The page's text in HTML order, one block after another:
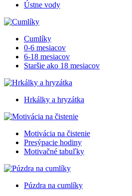
Ústne vody
Cumlíky
0-6 mesiacov
6-18 mesiacov
Staršie ako 18 mesiacov
Hrkálky a hryzátka
Motivácia na čistenie
Presýpacie hodiny
Motivačné tabuľky
Púzdra na cumlíky